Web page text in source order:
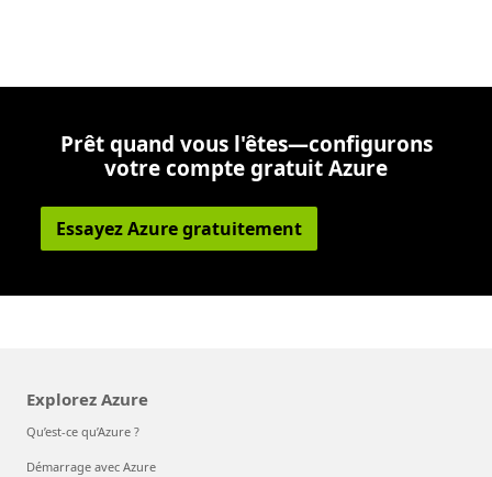
Prêt quand vous l'êtes—configurons
votre compte gratuit Azure
Essayez Azure gratuitement
Explorez Azure
Qu’est-ce qu’Azure ?
Démarrage avec Azure